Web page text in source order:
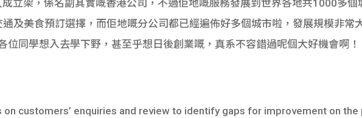
立架，係名副其實嘅香港公司，不過佢地嘅服務發展到世界各地共1000多個
及美食預訂選擇，而佢地嘅分公司都已經遍佈好多個城市啦，發展規模非常
同學想入去學下野，甚至乎想日後創業嘅，真系不容錯過呢個大好機會啊！
on customers’ enquiries and review to identify gaps for improvement on